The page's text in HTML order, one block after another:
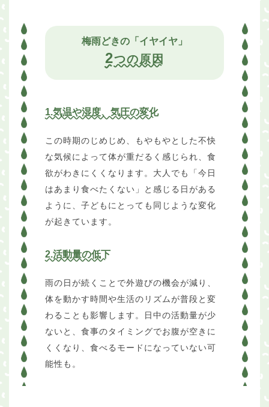
梅雨どきの「イヤイヤ」
2つの原因
1.気温や湿度、気圧の変化
この時期のじめじめ、もやもやとした不快
な気候によって体が重だるく感じられ、食
欲がわきにくくなります。大人でも「今日
はあまり食べたくない」と感じる日がある
ように、子どもにとっても同じような変化
が起きています。
2.活動量の低下
雨の日が続くことで外遊びの機会が減り、
体を動かす時間や生活のリズムが普段と変
わることも影響します。日中の活動量が少
ないと、食事のタイミングでお腹が空きに
くくなり、食べるモードになっていない可
能性も。